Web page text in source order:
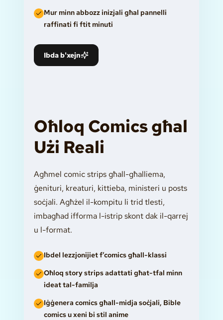
Mur minn abbozz inizjali għal pannelli
raffinati fi ftit minuti
Ibda b'xejn
Oħloq Comics għal
Użi Reali
Agħmel comic strips għall-għalliema,
ġenituri, kreaturi, kittieba, ministeri u posts
soċjali. Agħżel il-kompitu li trid tlesti,
imbagħad ifforma l-istrip skont dak il-qarrej
u l-format.
Ibdel lezzjonijiet f’comics għall-klassi
Oħloq story strips adattati għat-tfal minn
ideat tal-familja
Iġġenera comics għall-midja soċjali, Bible
comics u xeni bi stil anime